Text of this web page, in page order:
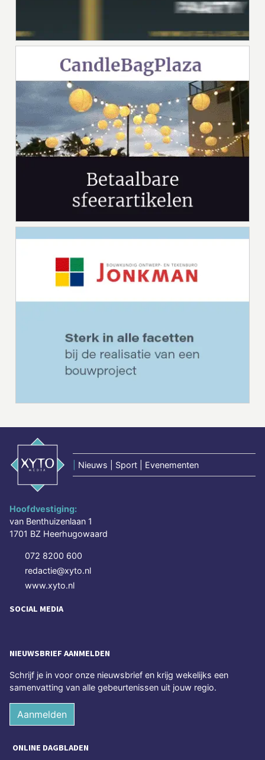
Nieuws | Sport | Evenementen
Hoofdvestiging:
van Benthuizenlaan 1
1701 BZ Heerhugowaard
072 8200 600
redactie@xyto.nl
www.xyto.nl
SOCIAL MEDIA
NIEUWSBRIEF AANMELDEN
Schrijf je in voor onze nieuwsbrief en krijg wekelijks een
samenvatting van alle gebeurtenissen uit jouw regio.
Aanmelden
ONLINE DAGBLADEN